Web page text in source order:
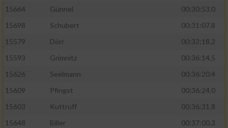
15664
Günnel
00:30:53.0
15698
Schubert
00:31:07.8
15579
Dörr
00:32:18.2
15593
Grimnitz
00:36:14.5
15626
Seelmann
00:36:20.4
15609
Pfingst
00:36:24.0
15603
Kuttruff
00:36:31.8
15648
Biller
00:37:00.3